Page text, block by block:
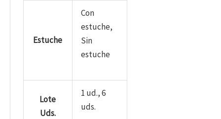
Estuche
Con
estuche,
Sin
estuche
Lote
Uds.
1 ud., 6
uds.